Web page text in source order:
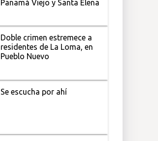
Panamá Viejo y Santa Elena
Doble crimen estremece a
residentes de La Loma, en
Pueblo Nuevo
Se escucha por ahí